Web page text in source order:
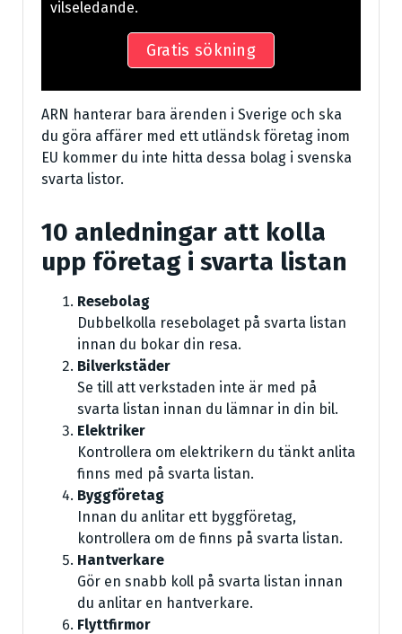
vilseledande.
Gratis sökning
ARN hanterar bara ärenden i Sverige och ska
du göra affärer med ett utländsk företag inom
EU kommer du inte hitta dessa bolag i svenska
svarta listor.
10 anledningar att kolla
upp företag i svarta listan
Resebolag
Dubbelkolla resebolaget på svarta listan
innan du bokar din resa.
Bilverkstäder
Se till att verkstaden inte är med på
svarta listan innan du lämnar in din bil.
Elektriker
Kontrollera om elektrikern du tänkt anlita
finns med på svarta listan.
Byggföretag
Innan du anlitar ett byggföretag,
kontrollera om de finns på svarta listan.
Hantverkare
Gör en snabb koll på svarta listan innan
du anlitar en hantverkare.
Flyttfirmor